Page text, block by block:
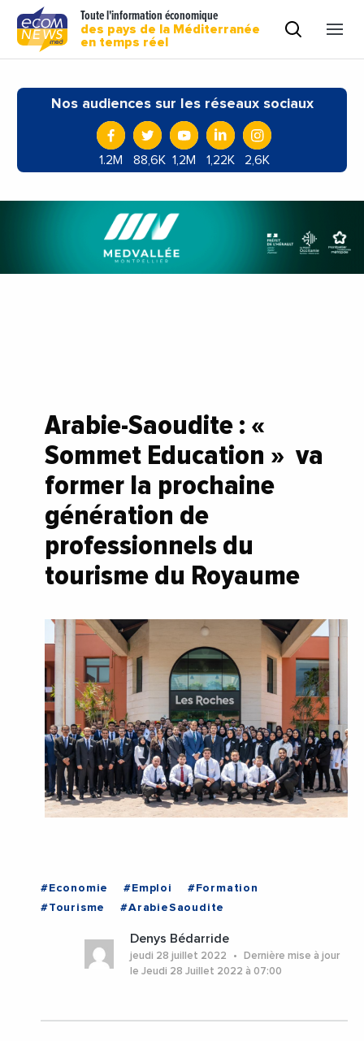
Toute l'information économique
des pays de la Méditerranée
en temps réel
Nos audiences sur les réseaux sociaux
1.2M 88,6K 1,2M 1,22K 2,6K
Arabie-Saoudite : «
Sommet Education » va
former la prochaine
génération de
professionnels du
tourisme du Royaume
#Economie #Emploi
#Formation
#Tourisme
#ArabieSaoudite
Denys Bédarride
jeudi 28 juillet 2022
Dernière mise à jour
le Jeudi 28 Juillet 2022 à 07:00